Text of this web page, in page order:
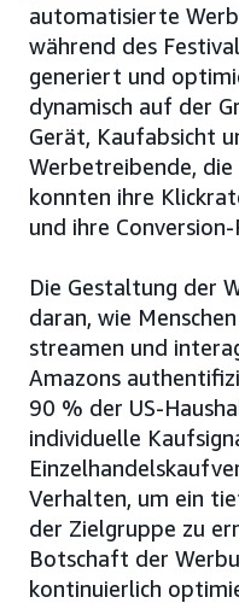
automatisierte
während des
generiert und
dynamisch auf der
Gerät, Kaufabsicht
Werbetreibende, die
konnten ihre
und ihre
Die Gestaltung der
daran, wie
streamen und
Amazons
90 % der US-
individuelle
Verhalten, um ein
der Zielgruppe zu
Botschaft der
kontinuierlich